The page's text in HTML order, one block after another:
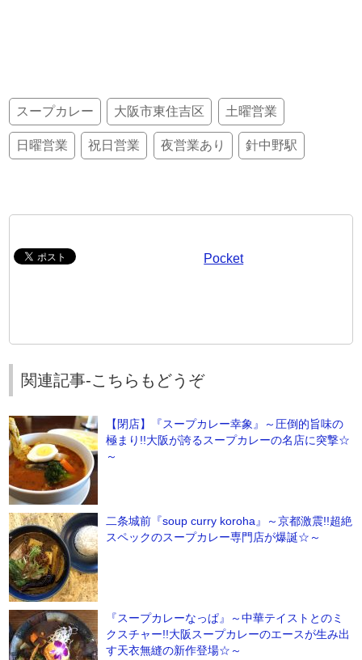
スープカレー 大阪市東住吉区 土曜営業
日曜営業 祝日営業 夜営業あり 針中野駅
Pocket
関連記事-こちらもどうぞ
【閉店】『スープカレー幸象』～圧倒的旨味の
極まり!!大阪が誇るスープカレーの名店に突撃☆
～
二条城前『soup curry koroha』～京都激震!!超絶
スペックのスープカレー専門店が爆誕☆～
『スープカレーなっぱ』～中華テイストとのミ
クスチャー!!大阪スープカレーのエースが生み出
す天衣無縫の新作登場☆～